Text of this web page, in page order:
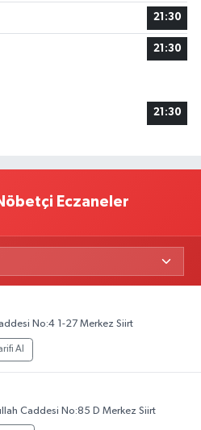
21:30
21:30
21:30
Eczaneler
No:4 1-27 Merkez Siirt
Al
Caddesi No:85 D Merkez Siirt